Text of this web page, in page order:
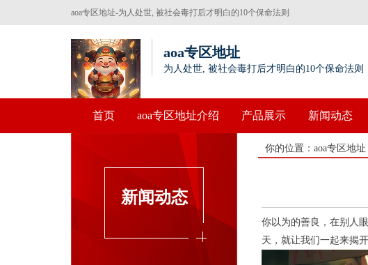
aoa专区地址-为人处世, 被社会毒打后才明白的10个保命法则
aoa专区地址
为人处世, 被社会毒打后才明白的10个保命法则
首页 aoa专区地址介绍 产品展示 新闻动态
新闻动态
你的位置：aoa专区地址
你以为的善良，在别人
天，就让我们一起来揭